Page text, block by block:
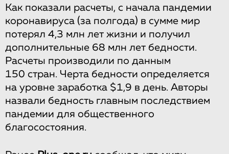
Как показали расчеты, с начала пандемии
коронавируса (за полгода) в сумме мир
потерял 4,3 млн лет жизни и получил
дополнительные 68 млн лет бедности.
Расчеты производили по данным
150 стран. Черта бедности определяется
на уровне заработка $1,9 в день. Авторы
назвали бедность главным последствием
пандемии для общественного
благосостояния.